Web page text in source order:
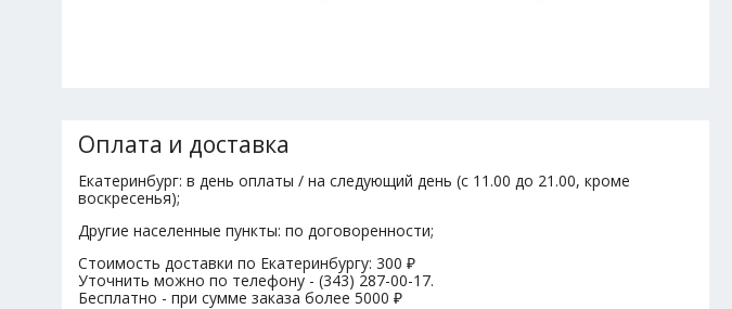
Оплата и доставка
Екатеринбург: в день оплаты / на следующий день (с 11.00 до 21.00, кроме
воскресенья);
Другие населенные пункты: по договоренности;
Стоимость доставки по Екатеринбургу: 300 ₽
Уточнить можно по телефону - (343) 287-00-17.
Бесплатно - при сумме заказа более 5000 ₽